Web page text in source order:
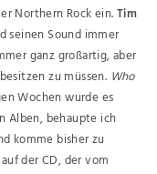
Northern Rock ein.Tim
seinen Sound immer
ganz großartig, aber
zu müssen. Who
Wochen wurde es
Alben, behaupte ich
komme bisher zu
der CD, der vom